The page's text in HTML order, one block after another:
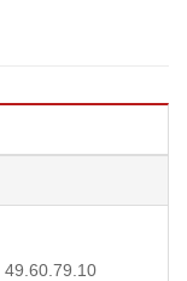
49.60.79.10